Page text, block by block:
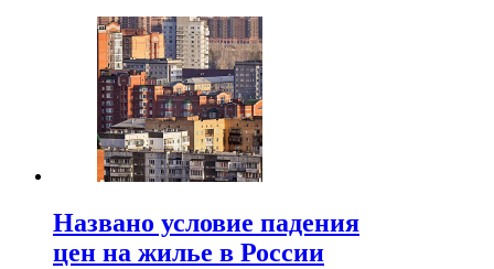
Названо условие падения
цен на жилье в России